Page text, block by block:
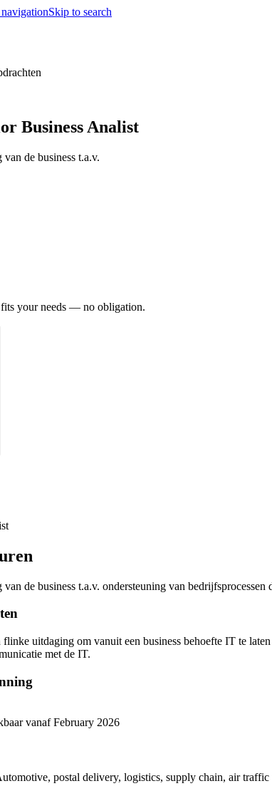
Skip to search
Business Analist
de business t.a.v.
your needs — no obligation.
de business t.a.v. ondersteuning van
uitdaging om vanuit een business behoefte IT te
met de IT.
vanaf February 2026
postal delivery, logistics, supply chain, air